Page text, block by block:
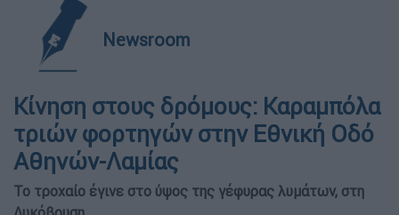
Newsroom
Κίνηση στους δρόμους: Καραμπόλα
τριών φορτηγών στην Εθνική Οδό
Αθηνών-Λαμίας
Το τροχαίο έγινε στο ύψος της γέφυρας λυμάτων, στη